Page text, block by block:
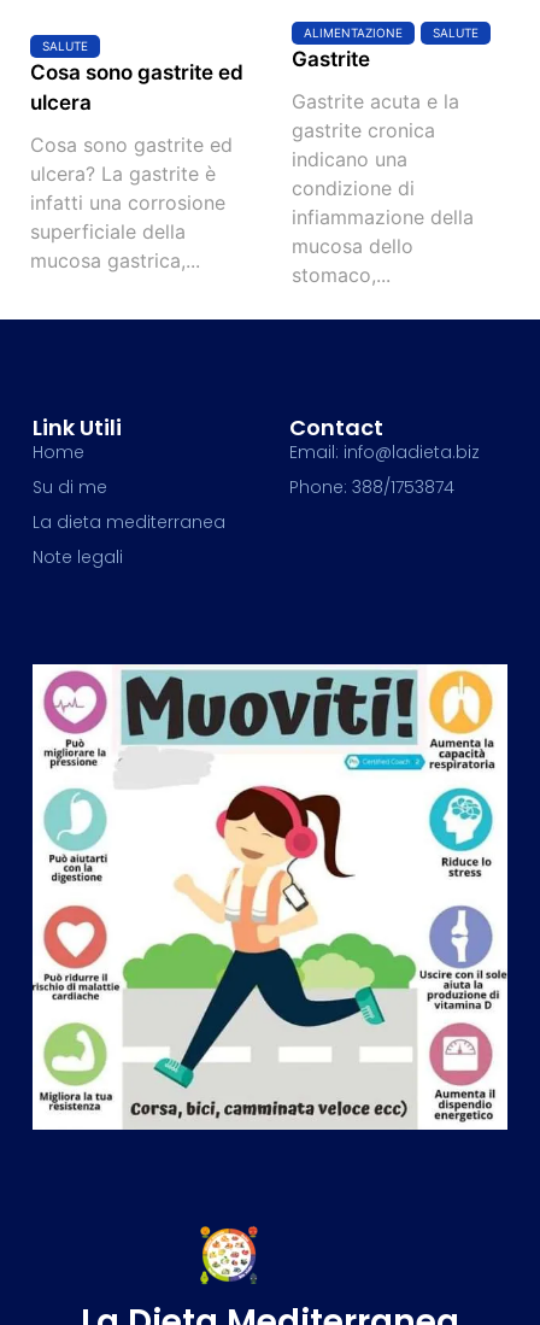
SALUTE
Cosa sono gastrite ed
ulcera
Cosa sono gastrite ed
ulcera? La gastrite è
infatti una corrosione
superficiale della
mucosa gastrica,...
ALIMENTAZIONE SALUTE
Gastrite
Gastrite acuta e la
gastrite cronica
indicano una
condizione di
infiammazione della
mucosa dello
stomaco,...
Link Utili
Home
Su di me
La dieta mediterranea
Note legali
Contact
Email: info@ladieta.biz
Phone: 388/1753874